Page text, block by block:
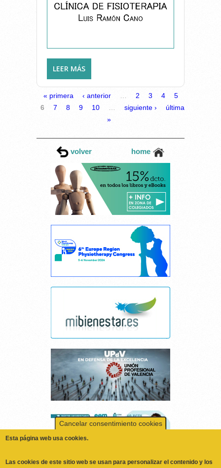
LEER MÁS
FISIOTERAPIA LUIS RAMÓN
CANO
PÁGINAS
« primera ‹ anterior 2 3 4
5
6
7 8 9 10 siguiente ›
última
»
volver home
Cancelar consentimiento cookies
Las cookies de este sitio web se usan para personalizar el contenido y los
anuncios, ofrecer funciones de redes sociales y analizar el tráfico.
con nuestros partners de redes sociales, publicidad y análisis web,